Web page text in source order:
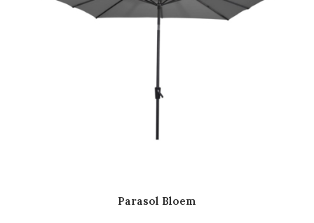
Parasol Bloem